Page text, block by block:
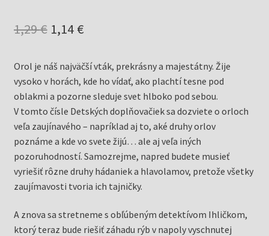
1,29€ Pôvodná
bola:
1,29 €.
1,14 €Aktuálna
je:
1,14 €.
Orol je náš najväčší vták, prekrásny a majestátny. Žije
vysoko v horách, kde ho vídať, ako plachtí tesne pod
oblakmi a pozorne sleduje svet hlboko pod sebou.
V tomto čísle Detských doplňovačiek sa dozviete o orloch
veľa zaujínavého – napríklad aj to, aké druhy orlov
poznáme a kde vo svete žijú… ale aj veľa iných
pozoruhodností. Samozrejme, napred budete musieť
vyriešiť rôzne druhy hádaniek a hlavolamov, pretože všetky
zaujímavosti tvoria ich tajničky.
A znova sa stretneme s obľúbeným detektívom Ihličkom,
ktorý teraz bude riešiť záhadu rýb v napoly vyschnutej